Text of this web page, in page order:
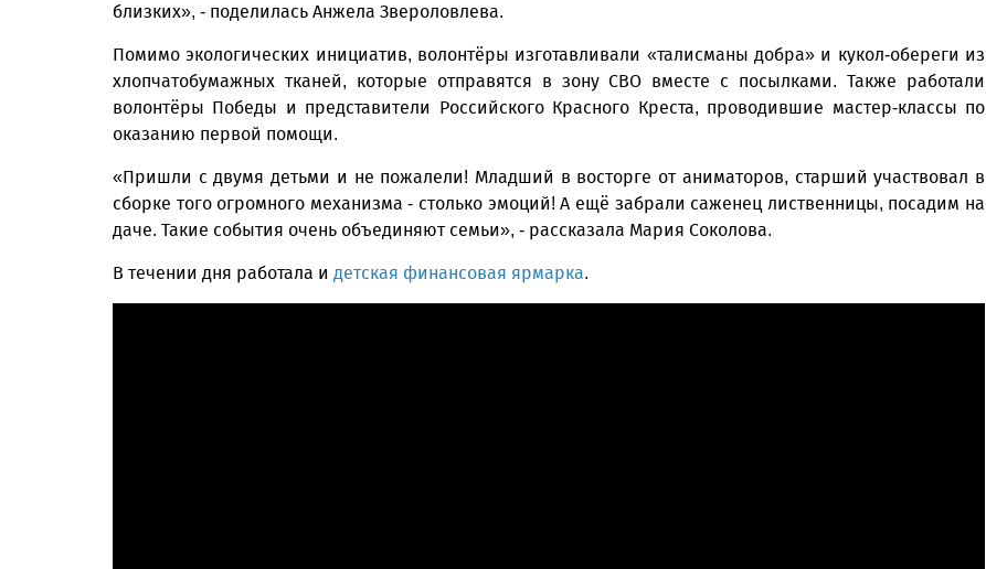
близких», - поделилась Анжела Звероловлева.
Помимо экологических инициатив, волонтёры изготавливали «талисманы добра» и кукол-обереги из
хлопчатобумажных тканей, которые отправятся в зону СВО вместе с посылками. Также работали
волонтёры Победы и представители Российского Красного Креста, проводившие мастер-классы по
оказанию первой помощи.
«Пришли с двумя детьми и не пожалели! Младший в восторге от аниматоров, старший участвовал в
сборке того огромного механизма - столько эмоций! А ещё забрали саженец лиственницы, посадим на
даче. Такие события очень объединяют семьи», - рассказала Мария Соколова.
В течении дня работала и детская финансовая ярмарка.